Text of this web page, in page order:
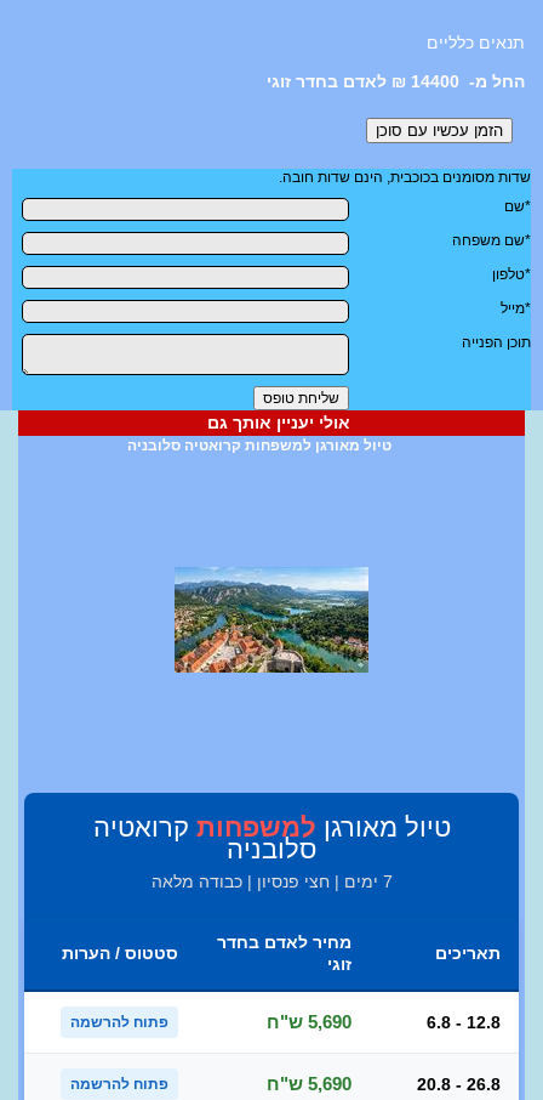
תנאים כלליים
14400 ₪ לאדם בחדר זוגי
שדות מסומנים בכוכבית, הינם שדות חובה.
*שם
*שם משפחה
*טלפון
*מייל
תוכן הפנייה
אולי יעניין אותך גם
טיול מאורגן למשפחות קרואטיה סלובניה
טיול מאורגן למשפחות קרואטיה
סלובניה
7 ימים | חצי פנסיון | כבודה מלאה
תאריכים
מחיר לאדם בחדר
זוגי
סטטוס / הערות
6.8 - 12.8 5,690 ש"ח פתוח להרשמה
20.8 - 26.8 5,690 ש"ח פתוח להרשמה